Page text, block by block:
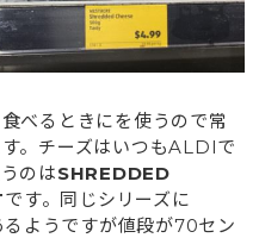
べるときにを使うので常
。チーズはいつもALDIで
のはSHREDDED
です。同じシリーズに
ようですが値段が70セン